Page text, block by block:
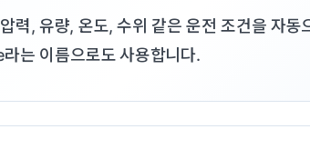
력, 유량, 온도, 수위 같은 운전 조건을 자
는 이름으로도 사용합니다.